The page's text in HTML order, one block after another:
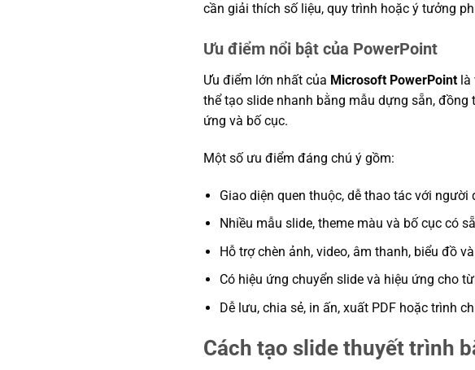
cần giải thích số liệu, quy trình hoặc ý tưởng
Ưu điểm nổi bật của PowerPoint
Ưu điểm lớn nhất của Microsoft PowerPointlà
thể tạo slide nhanh bằng mẫu dựng sẵn,
ứng và bố cục.
Một số ưu điểm đáng chú ý gồm:
Giao diện quen thuộc, dễ thao tác với người
Nhiều mẫu slide, theme màu và bố cục có
Hỗ trợ chèn ảnh, video, âm thanh, biểu đồ
Có hiệu ứng chuyển slide và hiệu ứng cho
Dễ lưu, chia sẻ, in ấn, xuất PDF hoặc trình
Cách tạo slide thuyết trình